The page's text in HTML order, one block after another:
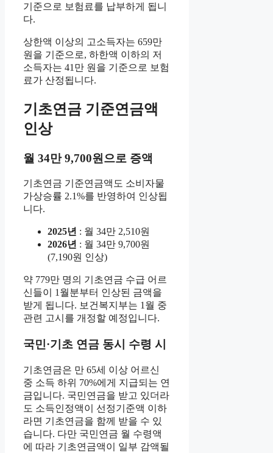
기준으로 보험료를 납부하게 됩니
다.
상한액 이상의 고소득자는 659만
원을 기준으로, 하한액 이하의 저
소득자는 41만 원을 기준으로 보험
료가 산정됩니다.
기초연금 기준연금액
인상
월 34만 9,700원으로 증액
기초연금 기준연금액도 소비자물
가상승률 2.1%를 반영하여 인상됩
니다.
2025년 : 월 34만 2,510원
2026년 : 월 34만 9,700원
(7,190원 인상)
약 779만 명의 기초연금 수급 어르
신들이 1월분부터 인상된 금액을
받게 됩니다. 보건복지부는 1월 중
관련 고시를 개정할 예정입니다.
국민·기초 연금 동시 수령 시
기초연금은 만 65세 이상 어르신
중 소득 하위 70%에게 지급되는 연
금입니다. 국민연금을 받고 있더라
도 소득인정액이 선정기준액 이하
라면 기초연금을 함께 받을 수 있
습니다. 다만 국민연금 월 수령액
에 따라 기초연금액이 일부 감액될